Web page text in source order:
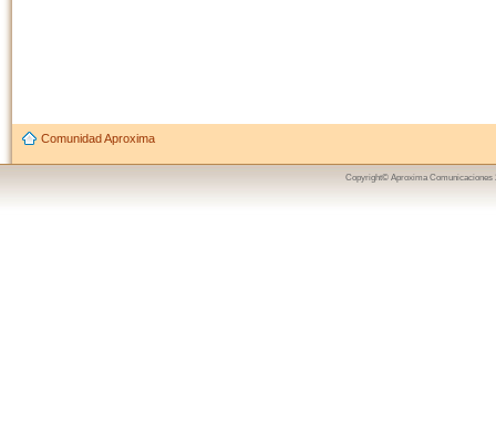
Comunidad Aproxima
Copyright© Aproxima Comunicaciones